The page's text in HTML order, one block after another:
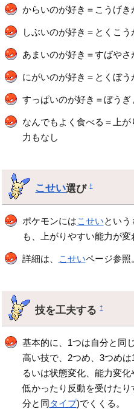
からいのが好き＝こうげき
しぶいのが好き＝とくこ
あまいのが好き＝すばやさ
にがいのが好き＝とくぼう
すっぱいのが好き＝ぼうぎ
なんでもよく食べる＝上
力もなし
こせい選び†
ポケモンにはこせいという
も、上がりやすい能力が変
詳細は、 こせいページ参照
技を工夫する†
基本的に、1つは自分と同じ
高い技で、2つめ、3つめは
るいは状態変化、能力変
低かったり反動を受けた
分と同タイプ)でくくる。